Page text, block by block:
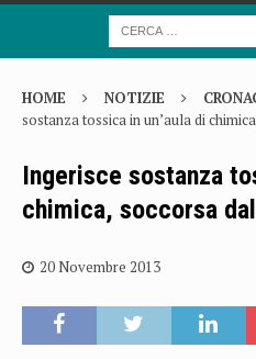
HOME NOTIZIE
sostanza tossica in un’aula di
Ingerisce sostanza
chimica, soccorsa
20 Novembre 2013